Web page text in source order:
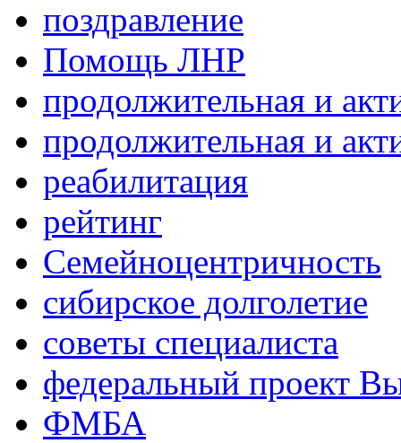
поздравление
Помощь ЛНР
продолжительная и
продолжительная и
реабилитация
рейтинг
Семейноцентричность
сибирское долголетие
советы специалиста
федеральный проект
ФМБА